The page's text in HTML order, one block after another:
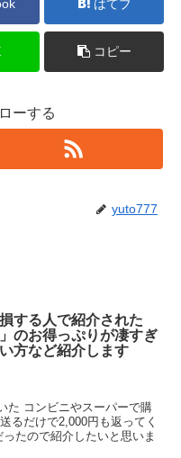
はてブ
コピー
ーする
yuto777
する人で紹介された
」のお得っぷりが凄すぎ
方など紹介します
た コンビニやスーパーで購
るだけで2,000円も返ってく
たので紹介したいと思いま